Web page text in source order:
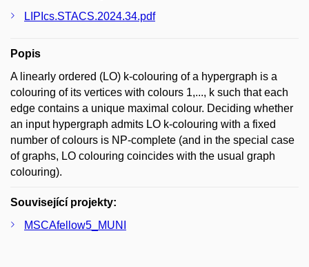
LIPIcs.STACS.2024.34.pdf
Popis
A linearly ordered (LO) k-colouring of a hypergraph is a
colouring of its vertices with colours 1,..., k such that each
edge contains a unique maximal colour. Deciding whether
an input hypergraph admits LO k-colouring with a fixed
number of colours is NP-complete (and in the special case
of graphs, LO colouring coincides with the usual graph
colouring).
Související projekty:
MSCAfellow5_MUNI